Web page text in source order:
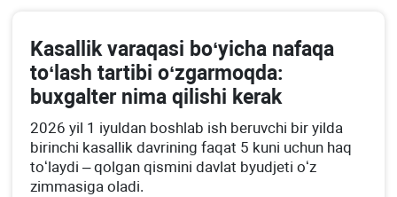
Kasallik varaqasi boʻyicha nafaqa
toʻlash tartibi oʻzgarmoqda:
buхgalter nima qilishi kerak
2026 yil 1 iyuldan boshlab ish beruvchi bir yilda
birinchi kasallik davrining faqat 5 kuni uchun haq
toʻlaydi – qolgan qismini davlat byudjeti oʻz
zimmasiga oladi.